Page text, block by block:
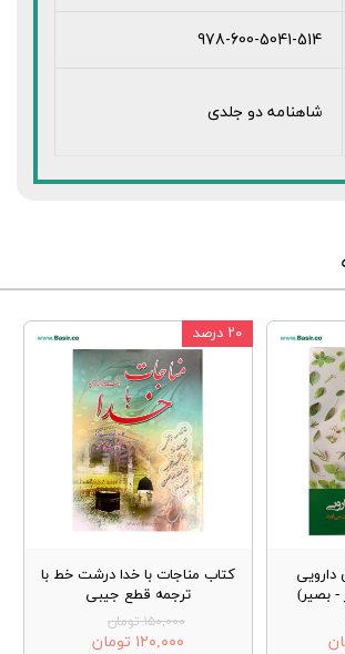
978-600-5041-514
شاهنامه دو جلدی
- بصیر)
کتاب مناجات با خدا درشت خط با
ترجمه قطع جیبی
۱۵۰,۰۰۰ تومان
۱۲۰,۰۰۰ تومان
۲۰ درصد